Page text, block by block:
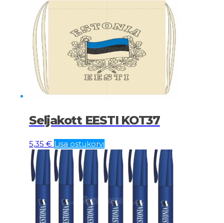
Seljakott EESTI KOT37
5,35 € Lisa ostukorvi